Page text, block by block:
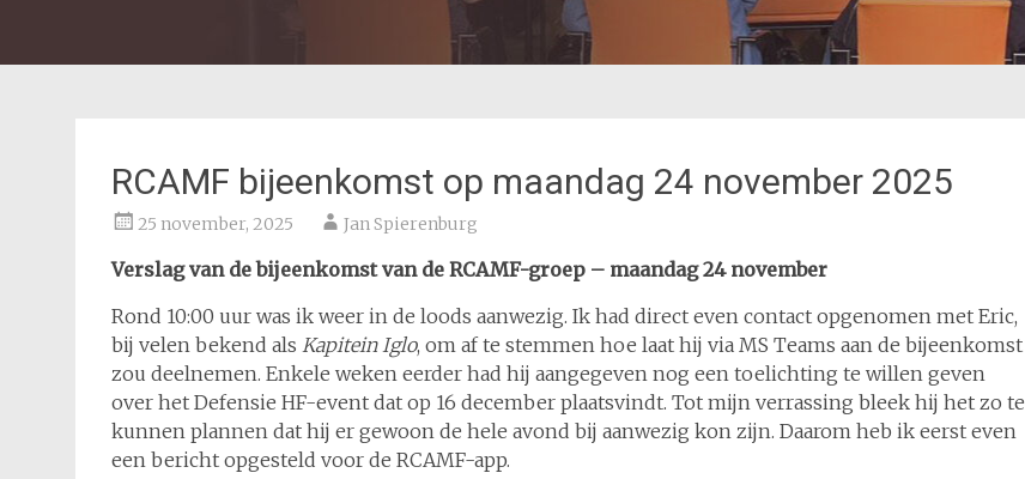
RCAMF bijeenkomst op maandag 24 november 2025
25 november, 2025 Jan Spierenburg
Verslag van de bijeenkomst van de RCAMF-groep – maandag 24 november
Rond 10:00 uur was ik weer in de loods aanwezig. Ik had direct even contact opgenomen met Eric,
bij velen bekend als Kapitein Iglo, om af te stemmen hoe laat hij via MS Teams aan de bijeenkomst
zou deelnemen. Enkele weken eerder had hij aangegeven nog een toelichting te willen geven
over het Defensie HF-event dat op 16 december plaatsvindt. Tot mijn verrassing bleek hij het zo te
kunnen plannen dat hij er gewoon de hele avond bij aanwezig kon zijn. Daarom heb ik eerst even
een bericht opgesteld voor de RCAMF-app.